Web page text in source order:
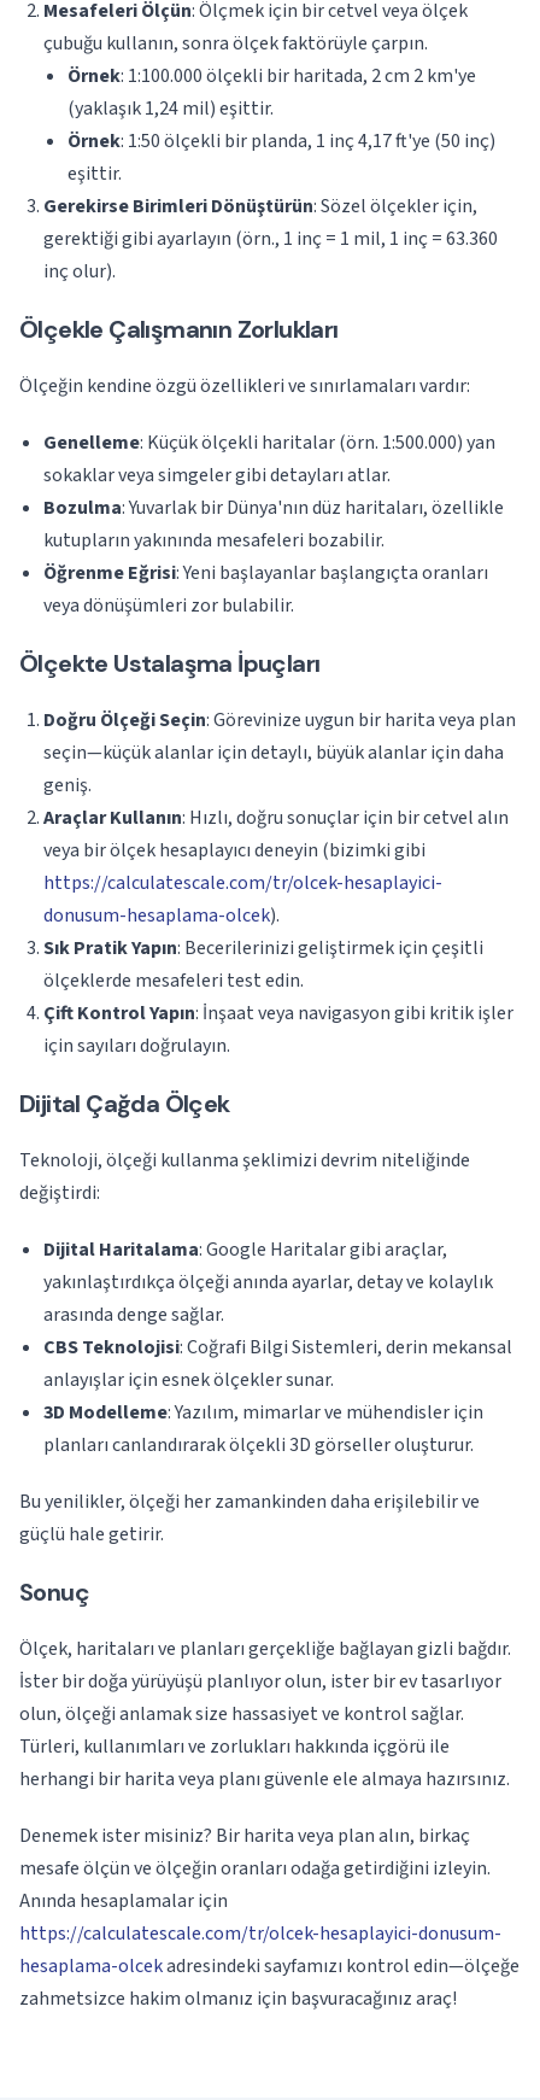
Mesafeleri Ölçün: Ölçmek için bir cetvel veya ölçek
çubuğu kullanın, sonra ölçek faktörüyle çarpın.
Örnek: 1:100.000 ölçekli bir haritada, 2 cm 2 km'ye
(yaklaşık 1,24 mil) eşittir.
Örnek: 1:50 ölçekli bir planda, 1 inç 4,17 ft'ye (50 inç)
eşittir.
Gerekirse Birimleri Dönüştürün: Sözel ölçekler için,
gerektiği gibi ayarlayın (örn., 1 inç = 1 mil, 1 inç = 63.360
inç olur).
Ölçekle Çalışmanın Zorlukları
Ölçeğin kendine özgü özellikleri ve sınırlamaları vardır:
Genelleme: Küçük ölçekli haritalar (örn. 1:500.000) yan
sokaklar veya simgeler gibi detayları atlar.
Bozulma: Yuvarlak bir Dünya'nın düz haritaları, özellikle
kutupların yakınında mesafeleri bozabilir.
Öğrenme Eğrisi: Yeni başlayanlar başlangıçta oranları
veya dönüşümleri zor bulabilir.
Ölçekte Ustalaşma İpuçları
Doğru Ölçeği Seçin: Görevinize uygun bir harita veya plan
seçin—küçük alanlar için detaylı, büyük alanlar için daha
geniş.
Araçlar Kullanın: Hızlı, doğru sonuçlar için bir cetvel alın
veya bir ölçek hesaplayıcı deneyin (bizimki gibi
https://calculatescale.com/tr/olcek-hesaplayici-
donusum-hesaplama-olcek).
Sık Pratik Yapın: Becerilerinizi geliştirmek için çeşitli
ölçeklerde mesafeleri test edin.
Çift Kontrol Yapın: İnşaat veya navigasyon gibi kritik işler
için sayıları doğrulayın.
Dijital Çağda Ölçek
Teknoloji, ölçeği kullanma şeklimizi devrim niteliğinde
değiştirdi:
Dijital Haritalama: Google Haritalar gibi araçlar,
yakınlaştırdıkça ölçeği anında ayarlar, detay ve kolaylık
arasında denge sağlar.
CBS Teknolojisi: Coğrafi Bilgi Sistemleri, derin mekansal
anlayışlar için esnek ölçekler sunar.
3D Modelleme: Yazılım, mimarlar ve mühendisler için
planları canlandırarak ölçekli 3D görseller oluşturur.
Bu yenilikler, ölçeği her zamankinden daha erişilebilir ve
güçlü hale getirir.
Sonuç
Ölçek, haritaları ve planları gerçekliğe bağlayan gizli bağdır.
İster bir doğa yürüyüşü planlıyor olun, ister bir ev tasarlıyor
olun, ölçeği anlamak size hassasiyet ve kontrol sağlar.
Türleri, kullanımları ve zorlukları hakkında içgörü ile
herhangi bir harita veya planı güvenle ele almaya hazırsınız.
Denemek ister misiniz? Bir harita veya plan alın, birkaç
mesafe ölçün ve ölçeğin oranları odağa getirdiğini izleyin.
Anında hesaplamalar için
https://calculatescale.com/tr/olcek-hesaplayici-donusum-
hesaplama-olcekadresindeki sayfamızı kontrol edin—ölçeğe
zahmetsizce hakim olmanız için başvuracağınız araç!